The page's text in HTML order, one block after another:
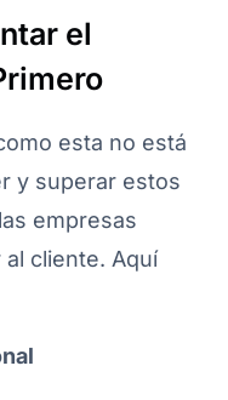
el
esta no está
y superar estos
empresas
cliente. Aquí